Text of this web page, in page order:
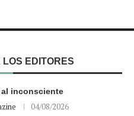
EDITORES
al inconsciente
04/08/2026